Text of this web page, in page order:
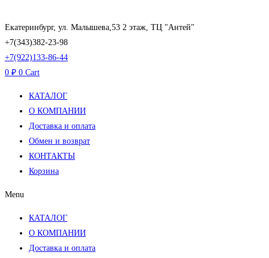
к
содержимому
Екатеринбург, ул. Малышева,53 2 этаж, ТЦ "Антей"
+7(343)382-23-98
+7(922)133-86-44
0 ₽ 0 Cart
КАТАЛОГ
О КОМПАНИИ
Доставка и оплата
Обмен и возврат
КОНТАКТЫ
Корзина
Menu
КАТАЛОГ
О КОМПАНИИ
Доставка и оплата